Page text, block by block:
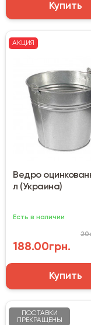
Купить
АКЦИЯ
Ведро
л (Украина)
Есть в наличии
188.00грн.
Купить
ПОСТАВКИ
ПРЕКРАЩЕНЫ